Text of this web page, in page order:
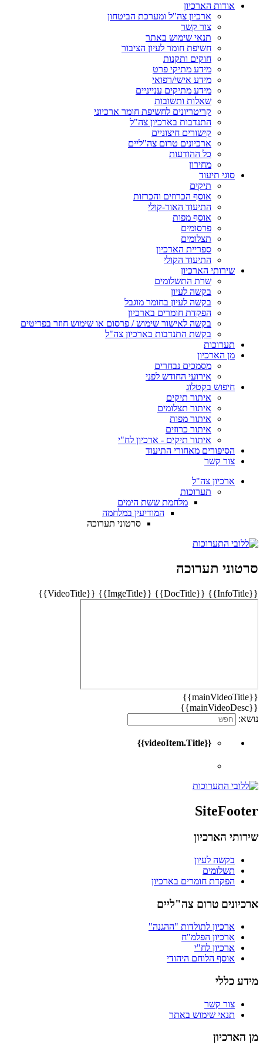
אודות הארכיון
ארכיון צה"ל ומערכת הביטחון
צור קשר
תנאי שימוש באתר
חשיפת חומר לעיון הציבור
חוקים ותקנות
מידע מתיקי פרט
מידע אישי/רפואי
מידע מתיקים ענייניים
שאלות ותשובות
קריטריונים לחשיפת חומר ארכיוני
התנדבות בארכיון צה"ל
קישורים חיצוניים
ארכיונים טרום צה"ליים
כל ההודעות
מחירון
סוגי תיעוד
תיקים
אוסף הכרוזים והכרזות
התיעוד האור-קולי
אוסף מפות
פרסומים
תצלומים
ספריית הארכיון
התיעוד הקולי
שירותי הארכיון
שרת התשלומים
בקשה לעיון
בקשה לעיון בחומר מוגבל
הפקדת חומרים בארכיון
בקשה לאישור שימוש / פרסום או שימוש חוזר בפריטים
בקשת התנדבות בארכיון צה"ל
תערוכות
מן הארכיון
מסמכים נבחרים
אירועי החודש לפני
חיפוש בקטלוג
איתור תיקים
איתור תצלומים
איתור מפות
איתור כרוזים
איתור תיקים - ארכיון לח"י
הסיפורים מאחורי התיעוד
צור קשר
ארכיון צה"ל
תערוכות
מלחמת ששת הימים
המודיעין במלחמה
סרטוני תערוכה
סרטוני תערוכה
{{InfoTitle}}
{{DocTitle}}
{{ImgeTitle}}
{{VideoTitle}}
{{mainVideoTitle}}
{{mainVideoDesc}}
נושא:
{{videoItem.Title}}
SiteFooter
שירותי הארכיון
בקשה לעיון
תשלומים
הפקדת חומרים בארכיון
ארכיונים טרום צה"ליים
ארכיון לתולדות "ההגנה"
ארכיון הפלמ"ח
ארכיון לח"י
אוסף הלוחם היהודי
מידע כללי
צור קשר
תנאי שימוש באתר
מן הארכיון